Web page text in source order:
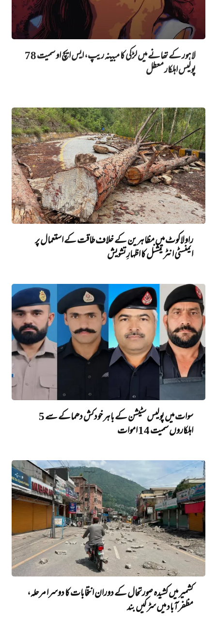
لاہور کے تھانے میں لڑکی کا مبینہ ریپ، ایس ایچ او سمیت 78
پولیس اہلکار معطل
راولاکوٹ میں مظاہرین کے خلاف طاقت کے استعمال پر
ایمنسٹی انٹرنیشنل کا اظہارِ تشویش
سوات میں پولیس سٹیشن کے باہر خودکش دھماکے سے 5
اہلکاروں سمیت 14 اموات
کشمیر میں‌ کشیدہ صورتحال کے دوران انتخابات کا دوسرا مرحلہ،
مظفرآباد میں‌ سڑکیں‌ بند